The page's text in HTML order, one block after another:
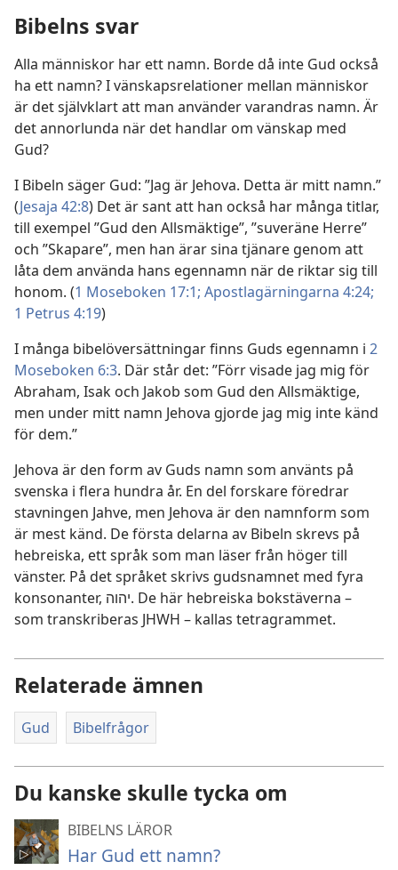
Bibelns svar
Alla människor har ett namn. Borde då inte Gud också
ha ett namn? I vänskapsrelationer mellan människor
är det självklart att man använder varandras namn. Är
det annorlunda när det handlar om vänskap med
Gud?
I Bibeln säger Gud: ”Jag är Jehova. Detta är mitt namn.”
(Jesaja 42:8) Det är sant att han också har många titlar,
till exempel ”Gud den Allsmäktige”, ”suveräne Herre”
och ”Skapare”, men han ärar sina tjänare genom att
låta dem använda hans egennamn när de riktar sig till
honom. (1 Moseboken 17:1; Apostlagärningarna 4:24;
1 Petrus 4:19)
I många bibelöversättningar finns Guds egennamn i 2
Moseboken 6:3. Där står det: ”Förr visade jag mig för
Abraham, Isak och Jakob som Gud den Allsmäktige,
men under mitt namn Jehova gjorde jag mig inte känd
för dem.”
Jehova är den form av Guds namn som använts på
svenska i flera hundra år. En del forskare föredrar
stavningen Jahve, men Jehova är den namnform som
är mest känd. De första delarna av Bibeln skrevs på
hebreiska, ett språk som man läser från höger till
vänster. På det språket skrivs gudsnamnet med fyra
konsonanter, יהוה. De här hebreiska bokstäverna –
som transkriberas JHWH – kallas tetragrammet.
Relaterade ämnen
Gud Bibelfrågor
Du kanske skulle tycka om
BIBELNS LÄROR
Har Gud ett namn?